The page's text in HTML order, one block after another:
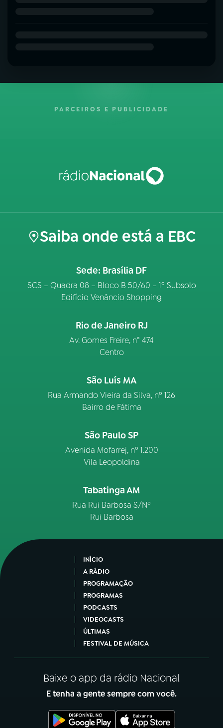
PARCEIROS E PUBLICIDADE
Saiba onde está a EBC
Sede: Brasília DF
SCS – Quadra 08 – Bloco B 50/60 – 1º Subsolo
Edifício Venâncio Shopping
Rio de Janeiro RJ
Av. Gomes Freire, n° 474
Centro
São Luís MA
Rua Armando Vieira da Silva, nº 126
Bairro de Fátima
São Paulo SP
Avenida Mofarrej, nº 1.200
Vila Leopoldina
Tabatinga AM
Rua Rui Barbosa S/Nº
Rui Barbosa
INÍCIO
A RÁDIO
PROGRAMAÇÃO
PROGRAMAS
PODCASTS
VIDEOCASTS
ÚLTIMAS
FESTIVAL DE MÚSICA
Baixe o app da rádio Nacional
E tenha a gente sempre com você.